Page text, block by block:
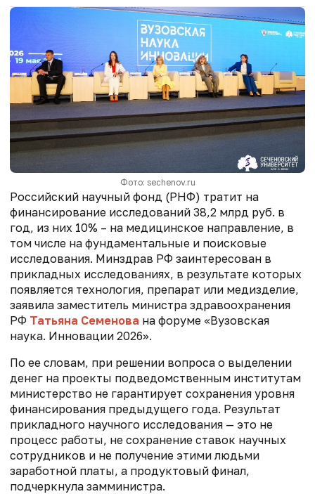
Фото: sechenov.ru
Российский научный фонд (РНФ) тратит на
финансирование исследований 38,2 млрд руб. в
год, из них 10% – на медицинское направление, в
том числе на фундаментальные и поисковые
исследования. Минздрав РФ заинтересован в
прикладных исследованиях, в результате которых
появляется технология, препарат или медизделие,
заявила заместитель министра здравоохранения
РФ Татьяна Семенова на форуме «Вузовская
наука. Инновации 2026».
По ее словам, при решении вопроса о выделении
денег на проекты подведомственным институтам
министерство не гарантирует сохранения уровня
финансирования предыдущего года. Результат
прикладного научного исследования — это не
процесс работы, не сохранение ставок научных
сотрудников и не получение этими людьми
заработной платы, а продуктовый финал,
подчеркнула замминистра.